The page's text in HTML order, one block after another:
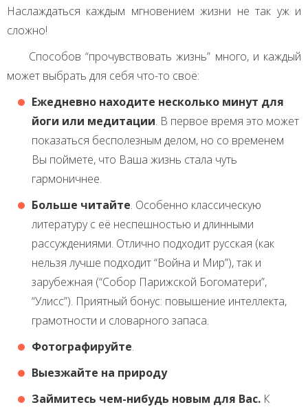
Наслаждаться каждым мгновением жизни не так уж и
сложно!
Способов “прочувствовать жизнь” много, и каждый
может выбрать для себя что-то своё:
Ежедневно находите несколько минут для
йоги или медитации. В первое время это может
показаться бесполезным делом, но со временем
Вы поймете, что Ваша жизнь стала чуть
гармоничнее.
Больше читайте. Особенно классическую
литературу с её неспешностью и длинными
рассуждениями. Отлично подходит русская (как
нельзя лучше подходит “Война и Мир”), так и
зарубежная (“Собор Парижской Богоматери”,
“Улисс”). Приятный бонус: повышение интеллекта,
грамотности и словарного запаса.
Фотографируйте.
Выезжайте на природу
Займитесь чем-нибудь новым для Вас. К